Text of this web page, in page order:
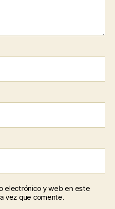
electrónico y web en este
vez que comente.